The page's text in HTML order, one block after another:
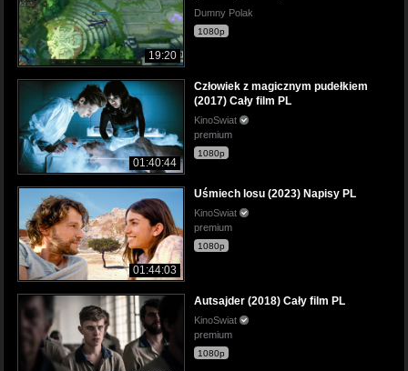
19:20
Dumny Polak
1080p
01:40:44
Człowiek z magicznym pudełkiem
(2017) Cały film PL
KinoSwiat
premium
1080p
01:44:03
Uśmiech losu (2023) Napisy PL
KinoSwiat
premium
1080p
Autsajder (2018) Cały film PL
KinoSwiat
premium
1080p